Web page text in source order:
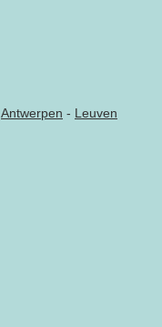
Antwerpen - Leuven